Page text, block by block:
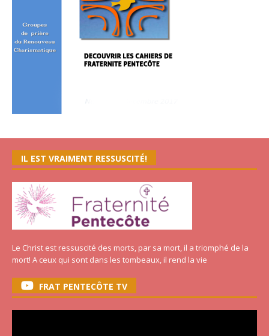
IL EST VRAIMENT RESSUSCITÉ!
Le Christ est ressuscité des morts, par sa mort, il a triomphé de la
mort! A ceux qui sont dans les tombeaux, il rend la vie
FRAT PENTECÔTE TV